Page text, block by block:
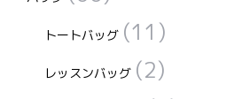
トートバッグ (11)
レッスンバッグ (2)